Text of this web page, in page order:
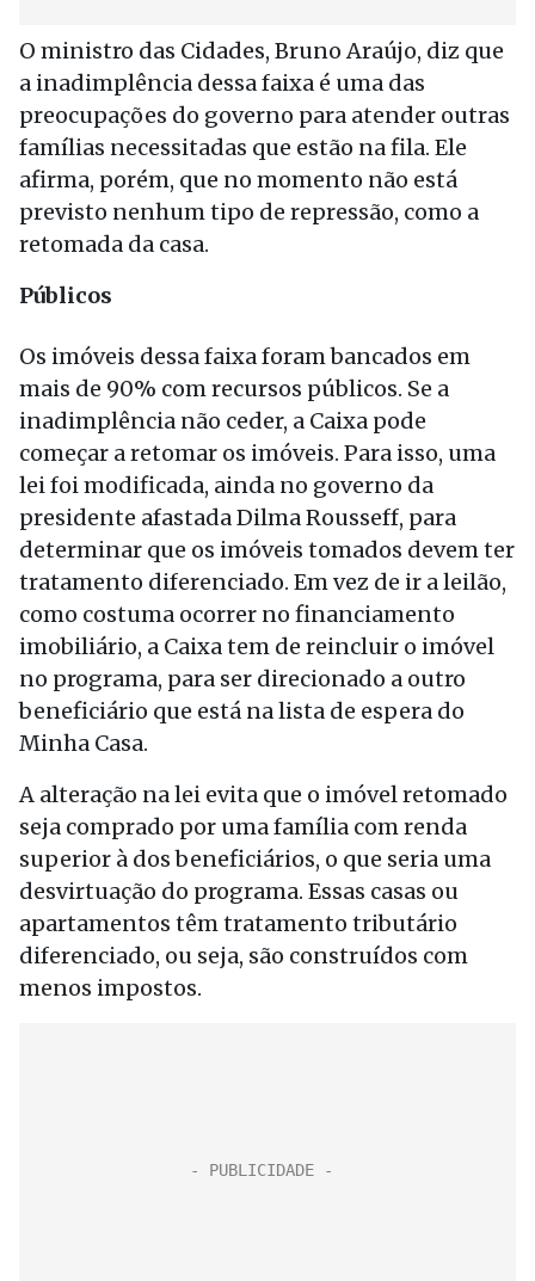
O ministro das Cidades, Bruno Araújo, diz que
a inadimplência dessa faixa é uma das
preocupações do governo para atender outras
famílias necessitadas que estão na fila. Ele
afirma, porém, que no momento não está
previsto nenhum tipo de repressão, como a
retomada da casa.
Públicos
Os imóveis dessa faixa foram bancados em
mais de 90% com recursos públicos. Se a
inadimplência não ceder, a Caixa pode
começar a retomar os imóveis. Para isso, uma
lei foi modificada, ainda no governo da
presidente afastada Dilma Rousseff, para
determinar que os imóveis tomados devem ter
tratamento diferenciado. Em vez de ir a leilão,
como costuma ocorrer no financiamento
imobiliário, a Caixa tem de reincluir o imóvel
no programa, para ser direcionado a outro
beneficiário que está na lista de espera do
Minha Casa.
A alteração na lei evita que o imóvel retomado
seja comprado por uma família com renda
superior à dos beneficiários, o que seria uma
desvirtuação do programa. Essas casas ou
apartamentos têm tratamento tributário
diferenciado, ou seja, são construídos com
menos impostos.